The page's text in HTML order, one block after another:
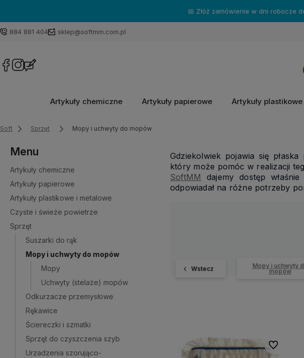
Zakup
884 881 404 sklep@softmm.com.pl
Artykuły chemiczne Artykuły papierowe Artykuły
Soft Sprzęt Mopy i uchwyty do mopów
Menu
Artykuły chemiczne
Artykuły papierowe
Artykuły plastikowe i metalowe
Czyste i świeże powietrze
Sprzęt
Suszarki do rąk
Mopy i uchwyty do mopów
Mopy
Uchwyty (stelaże) mopów
Odkurzacze przemysłowe
Rękawice
Ściereczki i szmatki
Sprzęt do czyszczenia szyb
Urzadzenia szorująco-
Gdziekolwiek pojawia się
który może pomóc w realizacji
SoftMM
dajemy dostęp
odpowiadał na różne potrzeby
Wstecz Mopy i uchwyty
mopów
Do